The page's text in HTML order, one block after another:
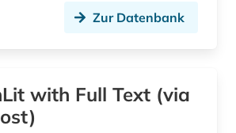
Zur Datenbank
with Full Text (via